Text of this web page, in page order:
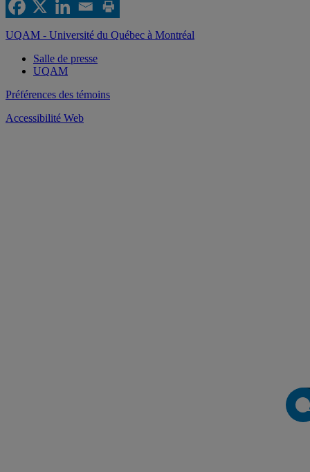
UQAM - Université du Québec à Montréal
Salle de presse
UQAM
Préférences des témoins
Accessibilité Web